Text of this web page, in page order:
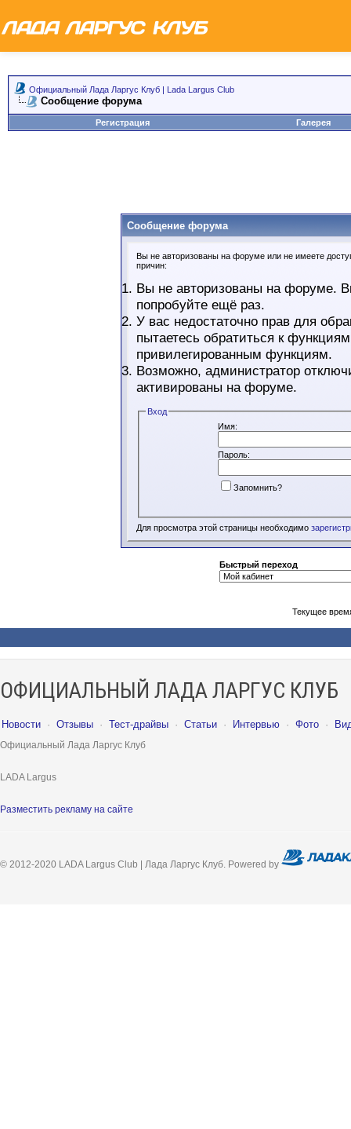
Официальный Лада Ларгус Клуб | Lada Largus Club
Сообщение форума
Регистрация Галерея
Сообщение форума
Вы не авторизованы на форуме или не имеете
причин:
Вы не авторизованы на форуме.
попробуйте ещё раз.
У вас недостаточно прав для
пытаетесь обратиться к
привилегированным функциям.
Возможно, администратор
активированы на форуме.
Вход
Имя:
Пароль:
Запомнить?
Для просмотра этой страницы необходимо
Быстрый переход
Текущее
ОФИЦИАЛЬНЫЙ ЛАДА ЛАРГУС КЛУБ
Новости · Отзывы · Тест-драйвы · Статьи · Интервью · Фото ·
Официальный Лада Ларгус Клуб
LADA Largus
Разместить рекламу на сайте
© 2012-2020 LADA Largus Club | Лада Ларгус Клуб. Powered by